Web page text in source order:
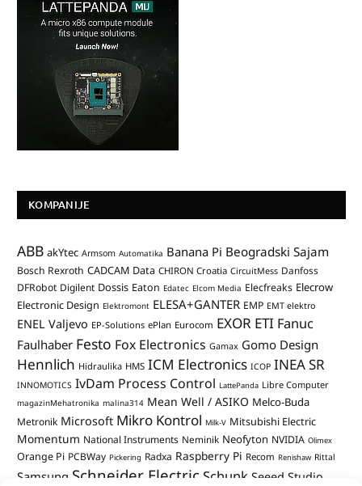
KOMPANIJE
ABB akYtec Armsom Automatika Banana Pi Beogradski Sajam
Bosch Rexroth CADCAM Data CHIRON Croatia CircuitMess Danfoss
DFRobot Digilent Dossis Eaton Edatec Elcom Media Elecfreaks Elecrow
Electronic Design Elektromont ELESA+GANTER EMP EMT elektro
ENEL Valjevo EP-Solutions ePlan Eurocom EXOR ETI Fanuc
Faulhaber Festo Fox Electronics Gamax Gomo Design
Hennlich Hidraulika HMS ICM Electronics ICOP INEA SR
INNOMOTICS IvDam Process Control LattePanda Libre Computer
magazinMehatronika malina314 Mean Well / ASIKO Melco-Buda
Metronik Microsoft Mikro Kontrol Milk-V Mitsubishi Electric
Momentum National Instruments Neminik Neofyton NVIDIA Olimex
Orange Pi PCBWay Pickering Radxa Raspberry Pi Recom Renishaw Rittal
Samsung Schneider Electric Schunk Seeed Studio